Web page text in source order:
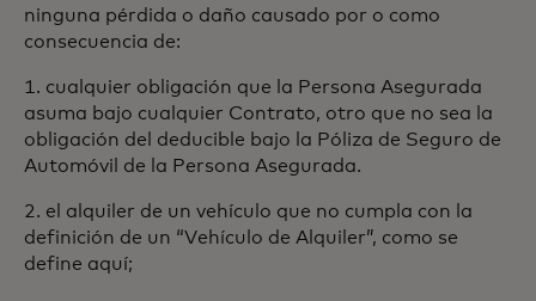
ninguna pérdida o daño causado por o como
consecuencia de:
1. cualquier obligación que la Persona Asegurada
asuma bajo cualquier Contrato, otro que no sea la
obligación del deducible bajo la Póliza de Seguro de
Automóvil de la Persona Asegurada.
2. el alquiler de un vehículo que no cumpla con la
definición de un “Vehículo de Alquiler”, como se
define aquí;